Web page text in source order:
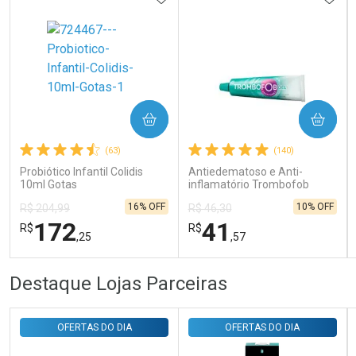
Comprar sem Desconto
Por R$ 143,94/cada
Comprar sem Desconto
Por R$ 143,94/cada
(63)
Probiótico Infantil Colidis
10ml Gotas
R$ 204,99
R$172,25
16% OFF
COMPRAR
FECHAR
Laboratório
FECHAR
Por Menos
(140)
Antiedematoso e Anti-
inflamatório Trombofob
R$ 46,30
R$41 ,57
10% OFF
COMPRAR
Por Menos
Destaque Lojas Parceiras
OFERTAS DO DIA OFERTAS DO DIA